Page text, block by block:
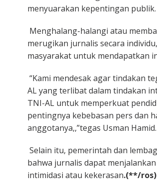
menyuarakan kepentingan publik.
Menghalang-halangi atau
merugikan jurnalis secara
masyarakat untuk mendapatkan
“Kami mendesak agar tindakan
AL yang terlibat dalam tindakan
TNI-AL untuk memperkuat
pentingnya kebebasan pers dan
anggotanya,,”tegas Usman Hamid.
Selain itu, pemerintah dan
bahwa jurnalis dapat
intimidasi atau kekerasan.(**/ros)